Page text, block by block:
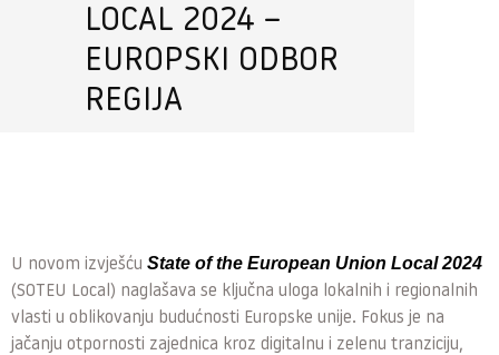
LOCAL 2024 –
EUROPSKI ODBOR
REGIJA
U novom izvješću State of the European Union Local 2024
(SOTEU Local) naglašava se ključna uloga lokalnih i regionalnih
vlasti u oblikovanju budućnosti Europske unije. Fokus je na
jačanju otpornosti zajednica kroz digitalnu i zelenu tranziciju,